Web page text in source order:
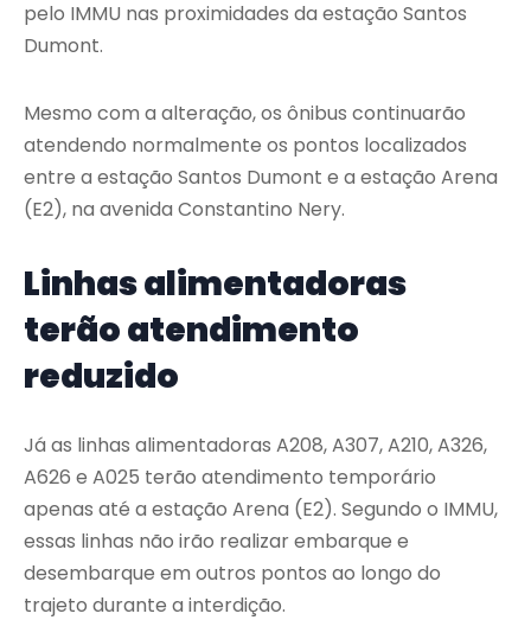
pelo IMMU nas proximidades da estação Santos
Dumont.
Mesmo com a alteração, os ônibus continuarão
atendendo normalmente os pontos localizados
entre a estação Santos Dumont e a estação Arena
(E2), na avenida Constantino Nery.
Linhas alimentadoras
terão atendimento
reduzido
Já as linhas alimentadoras A208, A307, A210, A326,
A626 e A025 terão atendimento temporário
apenas até a estação Arena (E2). Segundo o IMMU,
essas linhas não irão realizar embarque e
desembarque em outros pontos ao longo do
trajeto durante a interdição.